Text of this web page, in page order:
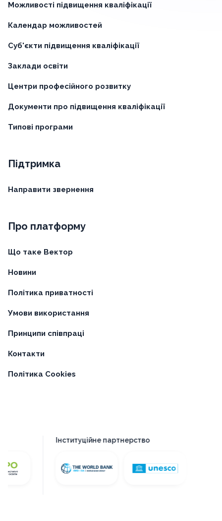
Можливості підвищення кваліфікації
Календар можливостей
Суб'єкти підвищення кваліфікації
Заклади освіти
Центри професійного розвитку
Документи про підвищення кваліфікації
Типові програми
Підтримка
Направити звернення
Про платформу
Що таке Вектор
Новини
Політика приватності
Умови використання
Принципи співпраці
Контакти
Політика Cookies
Інституційне партнерство